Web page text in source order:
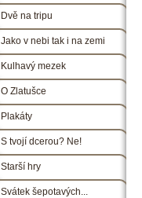
Dvě na tripu
Jako v nebi tak i na zemi
Kulhavý mezek
O Zlatušce
Plakáty
S tvojí dcerou? Ne!
Starší hry
Svátek šepotavých...